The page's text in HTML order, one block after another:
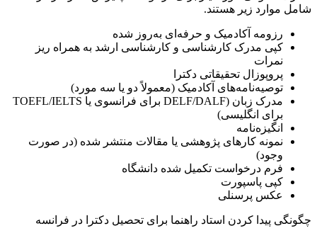
شامل موارد زیر هستند.
رزومه آکادمیک و حرفه‌ای به‌روز شده
کپی مدرک کارشناسی و کارشناسی ارشد به همراه ریز
نمرات
پروپوزال تحقیقاتی دکترا
توصیه‌نامه‌های آکادمیک (معمولاً دو یا سه مورد)
مدرک زبان (DELF/DALF برای فرانسوی یا TOEFL/IELTS
برای انگلیسی)
انگیزه‌نامه
نمونه کارهای پژوهشی یا مقالات منتشر شده (در صورت
وجود)
فرم درخواست تکمیل شده دانشگاه
کپی پاسپورت
عکس پرسنلی
چگونگی پیدا کردن استاد راهنما برای تحصیل دکترا در فرانسه